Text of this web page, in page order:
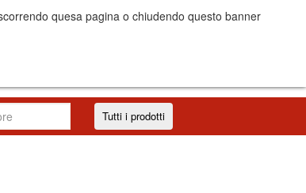
Tutti i prodotti
quesa pagina o chiudendo questo banner